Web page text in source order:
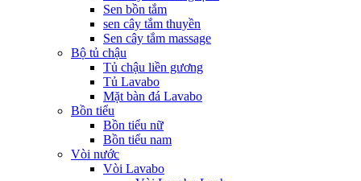
Sen bồn tắm
sen cây tắm thuyền
Sen cây tắm massage
Bộ tủ chậu
Tủ chậu liền gương
Tủ Lavabo
Mặt bàn đá Lavabo
Bồn tiểu
Bồn tiểu nữ
Bồn tiểu nam
Vòi nước
Vòi Lavabo